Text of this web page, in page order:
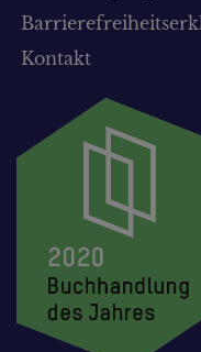
Kontakt